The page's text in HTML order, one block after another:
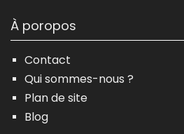
À poropos
Contact
Qui sommes-nous ?
Plan de site
Blog